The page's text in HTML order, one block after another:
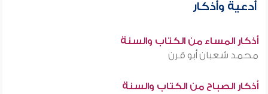
أدعية وأذكار
أذكار المساء من الكتاب والسنة
محمد شعبان أبو قرن
أذكار الصباح من الكتاب والسنة